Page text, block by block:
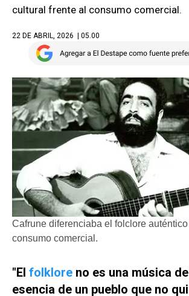
cultural frente al consumo comercial.
22 DE ABRIL, 2026 | 05.00
Cafrune diferenciaba el folclore
consumo comercial.
"El folklore no es una música
esencia de un pueblo que no